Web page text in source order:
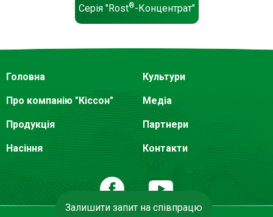
Серія "Rost®-Концентрат"
Головна
Про компанію "Кіссон"
Продукція
Насіння
Культури
Медіа
Партнери
Контакти
Залишити запит на співпрацю